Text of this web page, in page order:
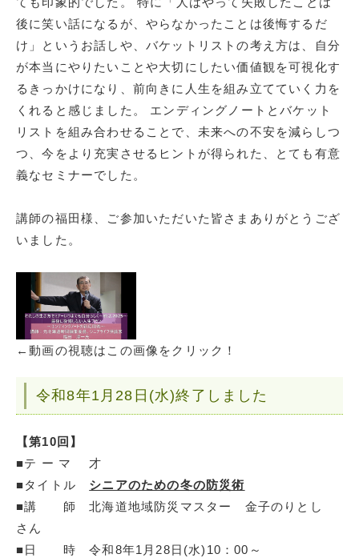
後に笑い話になるが、やらなかったことは後悔するだ
け」というお話しや、バケットリストの考え方は、自分
が本当にやりたいことや大切にしたい価値観を可視化す
るきっかけになり、前向きに人生を組み立てていく力を
くれると感じました。 エンディングノートとバケット
リストを組み合わせることで、未来への不安を減らしつ
つ、今をより充実させるヒントが得られた、とても有意
義なセミナーでした。
講師の福田様、ご参加いただいた皆さまありがとうござ
いました。
←動画の視聴はこの画像をクリック！
令和8年1月28日(水)終了しました
【第10回】
■テ ー マ 才
■タイトル シニアのための冬の防災術
■講 師 北海道地域防災マスター 金子のりとし
さん
■日 時 令和8年1月28日(水)10：00～